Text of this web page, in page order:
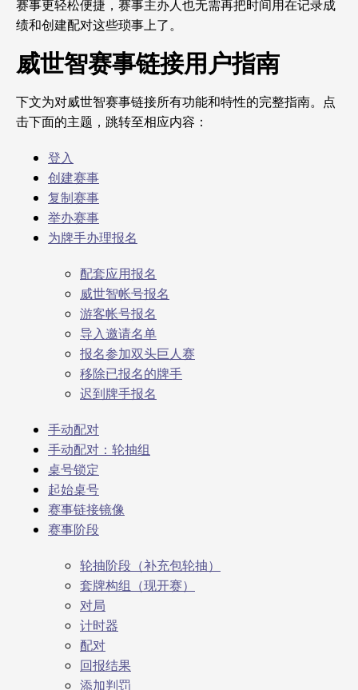
赛事更轻松便捷，赛事主办人也无需再把时间用在记录成
绩和创建配对这些琐事上了。
威世智赛事链接用户指南
下文为对威世智赛事链接所有功能和特性的完整指南。点
击下面的主题，跳转至相应内容：
登入
创建赛事
复制赛事
举办赛事
为牌手办理报名
配套应用报名
威世智帐号报名
游客帐号报名
导入邀请名单
报名参加双头巨人赛
移除已报名的牌手
迟到牌手报名
手动配对
手动配对：轮抽组
桌号锁定
起始桌号
赛事链接镜像
赛事阶段
轮抽阶段（补充包轮抽）
套牌构组（现开赛）
对局
计时器
配对
回报结果
添加判罚